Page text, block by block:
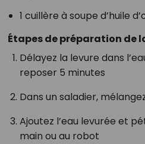
1 cuillère à soupe d’huile
Étapes de préparation de
Délayez la levure dans
reposer 5 minutes
Dans un saladier,
Ajoutez l’eau levurée et
main ou au robot